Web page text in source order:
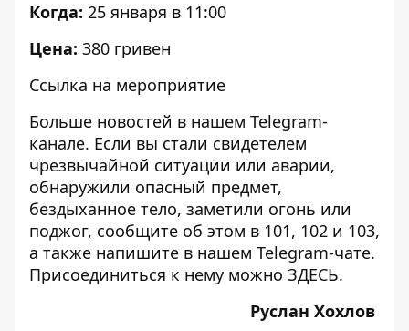
Когда: 25 января в 11:00
Цена: 380 гривен
Ссылка на мероприятие
Больше новостей в нашем Telegram-
канале. Если вы стали свидетелем
чрезвычайной ситуации или аварии,
обнаружили опасный предмет,
бездыханное тело, заметили огонь или
поджог, сообщите об этом в 101, 102 и 103,
а также напишите в нашем Telegram-чате.
Присоединиться к нему можно ЗДЕСЬ.
Руслан Хохлов